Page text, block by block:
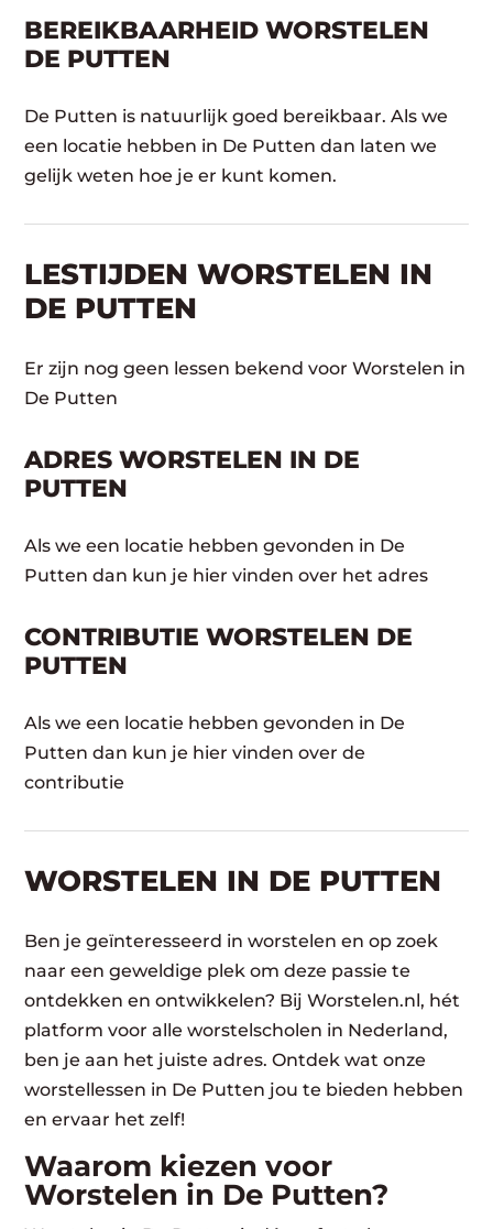
BEREIKBAARHEID WORSTELEN
DE PUTTEN
De Putten is natuurlijk goed bereikbaar. Als we
een locatie hebben in De Putten dan laten we
gelijk weten hoe je er kunt komen.
LESTIJDEN WORSTELEN IN
DE PUTTEN
Er zijn nog geen lessen bekend voor Worstelen in
De Putten
ADRES WORSTELEN IN DE
PUTTEN
Als we een locatie hebben gevonden in De
Putten dan kun je hier vinden over het adres
CONTRIBUTIE WORSTELEN DE
PUTTEN
Als we een locatie hebben gevonden in De
Putten dan kun je hier vinden over de
contributie
WORSTELEN​ IN DE PUTTEN
Ben je geïnteresseerd in worstelen en op zoek
naar een geweldige plek om deze passie te
ontdekken en ontwikkelen? Bij Worstelen.nl, hét
platform voor alle worstelscholen in Nederland,
ben je aan het juiste adres. Ontdek wat onze
worstellessen in De Putten jou te bieden hebben
en ervaar het zelf!
Waarom kiezen voor
Worstelen in De Putten?